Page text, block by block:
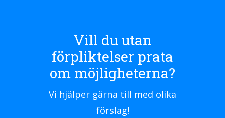
Vill du utan
förpliktelser prata
om möjligheterna?
Vi hjälper gärna till med olika
förslag!